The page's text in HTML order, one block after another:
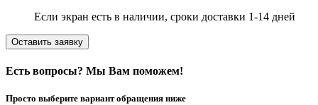
Если экран есть в наличии, сроки доставки 1-14 дней
Оставить заявку
Есть вопросы? Мы Вам поможем!
Просто выберите вариант обращения ниже